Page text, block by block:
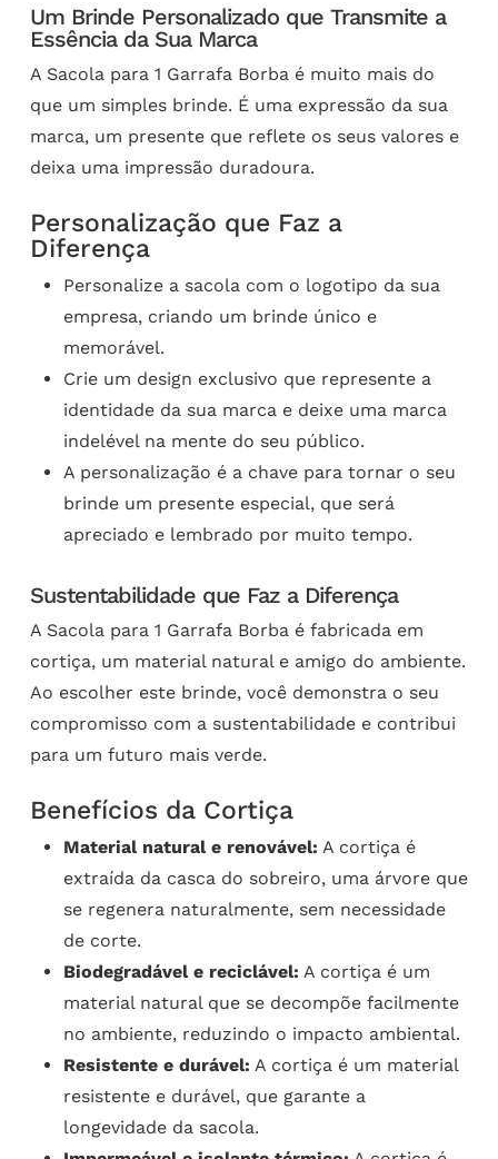
Um Brinde Personalizado que Transmite a
Essência da Sua Marca
A Sacola para 1 Garrafa Borba é muito mais do
que um simples brinde. É uma expressão da sua
marca, um presente que reflete os seus valores e
deixa uma impressão duradoura.
Personalização que Faz a
Diferença
Personalize a sacola com o logotipo da sua
empresa, criando um brinde único e
memorável.
Crie um design exclusivo que represente a
identidade da sua marca e deixe uma marca
indelével na mente do seu público.
A personalização é a chave para tornar o seu
brinde um presente especial, que será
apreciado e lembrado por muito tempo.
Sustentabilidade que Faz a Diferença
A Sacola para 1 Garrafa Borba é fabricada em
cortiça, um material natural e amigo do ambiente.
Ao escolher este brinde, você demonstra o seu
compromisso com a sustentabilidade e contribui
para um futuro mais verde.
Benefícios da Cortiça
Material natural e renovável: A cortiça é
extraída da casca do sobreiro, uma árvore que
se regenera naturalmente, sem necessidade
de corte.
Biodegradável e reciclável: A cortiça é um
material natural que se decompõe facilmente
no ambiente, reduzindo o impacto ambiental.
Resistente e durável: A cortiça é um material
resistente e durável, que garante a
longevidade da sacola.